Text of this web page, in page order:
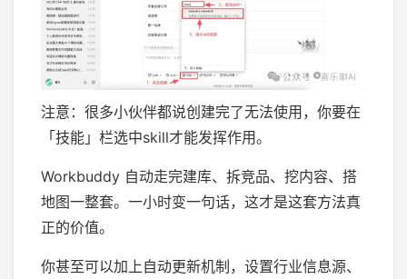
注意：很多小伙伴都说创建完了无法使用，你要在
「技能」栏选中skill才能发挥作用。
Workbuddy 自动走完建库、拆竞品、挖内容、搭
地图一整套。一小时变一句话，这才是这套方法真
正的价值。
你甚至可以加上自动更新机制，设置行业信息源、